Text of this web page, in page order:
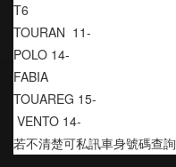
T6
TOURAN  11-
POLO 14-
FABIA
TOUAREG 15-
VENTO 14-
若不清楚可私訊車身號碼查詢